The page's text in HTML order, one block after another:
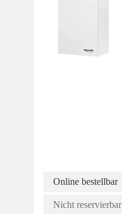
Online bestellbar
Nicht reservierbar